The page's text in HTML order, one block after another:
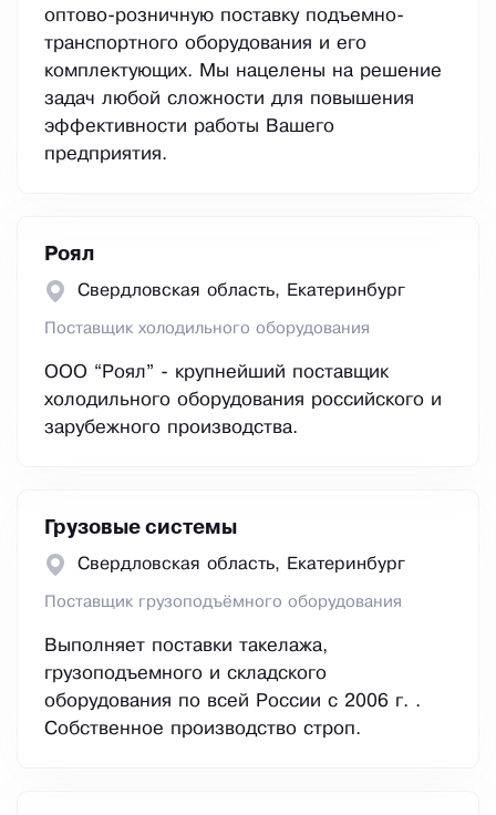
оптово-розничную поставку подъемно-
транспортного оборудования и его
комплектующих. Мы нацелены на решение
задач любой сложности для повышения
эффективности работы Вашего
предприятия.
Роял
Свердловская область, Екатеринбург
Поставщик холодильного оборудования
ООО “Роял” - крупнейший поставщик
холодильного оборудования российского и
зарубежного производства.
Грузовые системы
Свердловская область, Екатеринбург
Поставщик грузоподъёмного оборудования
Выполняет поставки такелажа,
грузоподъемного и складского
оборудования по всей России с 2006 г. .
Собственное производство строп.